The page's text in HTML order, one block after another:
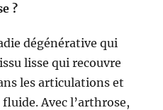
?
dégénérative qui
lisse qui recouvre
les articulations et
Avec l’arthrose,